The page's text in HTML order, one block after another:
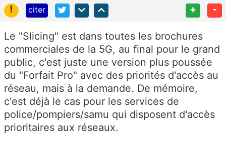
!
citer + -
Le "Slicing" est dans toutes les brochures
commerciales de la 5G, au final pour le grand
public, c'est juste une version plus poussée
du "Forfait Pro" avec des priorités d'accès au
réseau, mais à la demande. De mémoire,
c'est déjà le cas pour les services de
police/pompiers/samu qui disposent d'accès
prioritaires aux réseaux.